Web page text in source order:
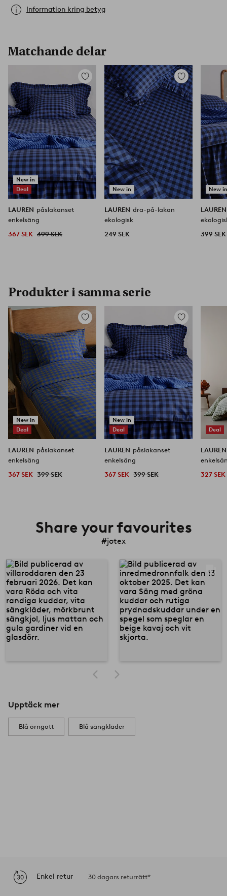
Information kring betyg
Matchande delar
New in
Deal
Lägg
till
i
favoriter
LAUREN påslakanset
enkelsäng
367 SEK 399 SEK
New in
Lägg
till
i
favoriter
LAUREN dra-på-lakan
ekologisk
249 SEK
New
399 SEK
Produkter i samma serie
New in
Deal
Lägg
till
i
favoriter
LAUREN påslakanset
enkelsäng
367 SEK 399 SEK
New in
Deal
Lägg
till
i
favoriter
LAUREN påslakanset
enkelsäng
367 SEK 399 SEK
Deal
327 SEK
Share your favourites
#jotex
Upptäck mer
Blå örngott Blå sängkläder
Enkel retur 30 dagars returrätt*